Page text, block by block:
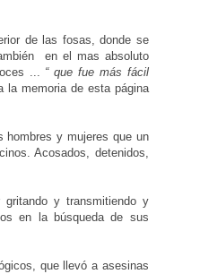
de las fosas, donde se
en el mas absoluto
... “ que fue más fácil
la memoria de esta página
y mujeres que un
Acosados, detenidos,
y transmitiendo y
en la búsqueda de sus
que llevó a asesinas